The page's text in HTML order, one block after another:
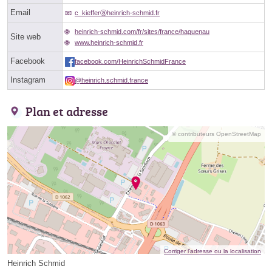
Email c_kiefferⓐheinrich-schmid.fr
Site web
heinrich-schmid.com/fr/sites/france/haguenau
www.heinrich-schmid.fr
Facebook facebook.com/HeinrichSchmidFrance
Instagram @heinrich.schmid.france
Plan et adresse
© contributeurs OpenStreetMap
Corriger l’adresse ou la localisation
Heinrich Schmid